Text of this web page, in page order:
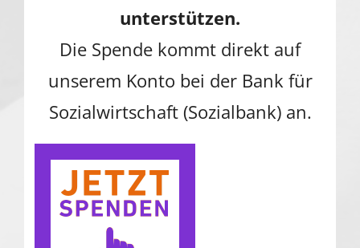
unterstützen.
Die Spende kommt direkt auf
unserem Konto bei der Bank für
Sozialwirtschaft (Sozialbank) an.